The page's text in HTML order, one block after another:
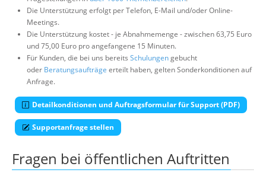
Die Unterstützung erfolgt per Telefon, E-Mail und/oder Online-
Meetings.
Die Unterstützung kostet - je Abnahmemenge - zwischen 63,75 Euro
und 75,00 Euro pro angefangene 15 Minuten.
Für Kunden, die bei uns bereits Schulungengebucht
oder Beratungsaufträge erteilt haben, gelten Sonderkonditionen auf
Anfrage.
Detailkonditionen und Auftragsformular für Support (PDF)
Supportanfrage stellen
Fragen bei öffentlichen Auftritten